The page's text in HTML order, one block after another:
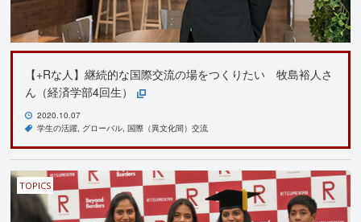
【+Rな人】継続的な国際交流の場をつくりたい 牧島裕人さ
ん（経済学部4回生）
2020.10.07
学生の活躍 グローバル 国際（異文化間）交流
TOPICS